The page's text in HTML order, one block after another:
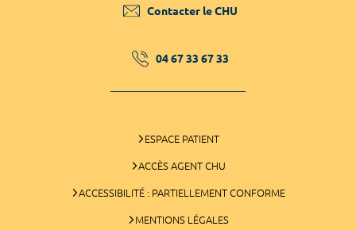
Contacter le CHU
04 67 33 67 33
ESPACE PATIENT
ACCÈS AGENT CHU
ACCESSIBILITÉ : PARTIELLEMENT CONFORME
MENTIONS LÉGALES